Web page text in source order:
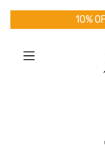
10%